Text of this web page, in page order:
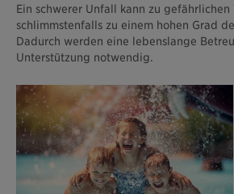
Ein schwerer Unfall kann zu
schlimmstenfalls zu einem hohen Grad
Dadurch werden eine lebenslange
Unterstützung notwendig.